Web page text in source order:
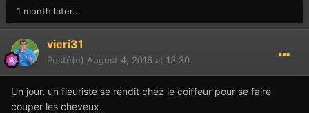
1 month later...
vieri31
Posté(e) August 4, 2016 at 13:30
Un jour, un fleuriste se rendit chez le coiffeur pour se faire
couper les cheveux.